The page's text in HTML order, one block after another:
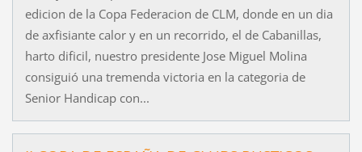
edicion de la Copa Federacion de CLM, donde en un dia
de axfisiante calor y en un recorrido, el de Cabanillas,
harto dificil, nuestro presidente Jose Miguel Molina
consiguió una tremenda victoria en la categoria de
Senior Handicap con...